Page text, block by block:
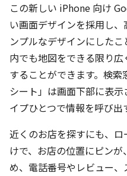
この新しい iPhone 向け
い画面デザインを採用し
ンプルなデザインにした
内でも地図をできる限り
することができます。検
シート」は画面下部に表
イプひとつで情報を呼び出
近くのお店を探すにも、
けで、お店の位置にピン
め、電話番号やレビュー